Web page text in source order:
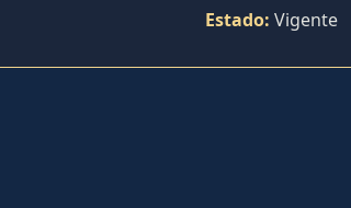
Estado: Vigente